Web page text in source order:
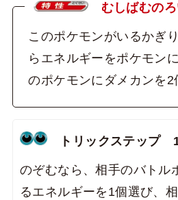
むしばむのろ
このポケモンがいるかぎ
らエネルギーをポケモン
のポケモンにダメカンを2
トリックステップ
のぞむなら、相手のバトル
るエネルギーを1個選び、